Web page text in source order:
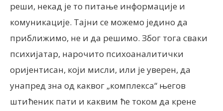
реши, некад је то питање информације и
комуникације. Тајни се можемо једино да
приближимо, не и да решимо. Због тога сваки
психијатар, нарочито психоаналитички
оријентисан, који мисли, или је уверен, да
унапред зна од каквог „комплекса“ његов
штићеник пати и каквим ће током да крене